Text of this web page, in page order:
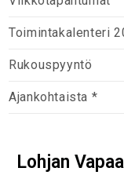
Toimintakalenteri
Rukouspyyntö
Ajankohtaista *
Lohjan